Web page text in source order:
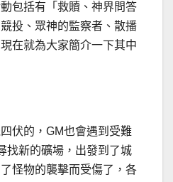
包括有「救贖、神界問答
投、眾神的監察者、散播
在就為大家簡介一下其中
伏的，GM也會遇到受難
找新的礦場，出發到了城
怪物的襲擊而受傷了，各